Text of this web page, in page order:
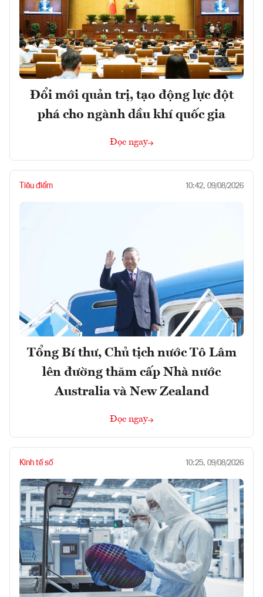
Đổi mới quản trị, tạo động lực đột
phá cho ngành dầu khí quốc gia
Đọc ngay
Tiêu điểm 10:42, 09/08/2026
Tổng Bí thư, Chủ tịch nước Tô Lâm
lên đường thăm cấp Nhà nước
Australia và New Zealand
Đọc ngay
Kinh tế số 10:25, 09/08/2026